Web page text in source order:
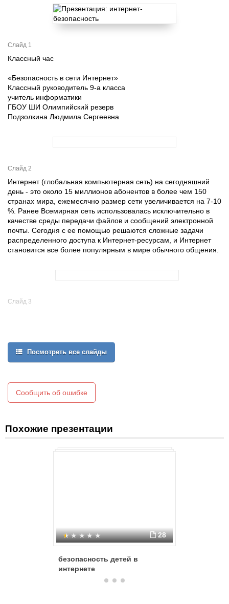
Слайд 1
Классный час
«Безопасность в сети Интернет»
Классный руководитель 9-а класса
учитель информатики
ГБОУ ШИ Олимпийский резерв
Подзолкина Людмила Сергеевна
Слайд 2
Интернет (глобальная компьютерная сеть) на сегодняшний
день - это около 15 миллионов абонентов в более чем 150
странах мира, ежемесячно размер сети увеличивается на 7-10
%. Ранее Всемирная сеть использовалась исключительно в
качестве среды передачи файлов и сообщений электронной
почты. Сегодня с ее помощью решаются сложные задачи
распределенного доступа к Интернет-ресурсам, и Интернет
становится все более популярным в мире обычного общения.
Слайд 3
Посмотреть все слайды
Сообщить об ошибке
Похожие презентации
28
безопасность детей в
интернете